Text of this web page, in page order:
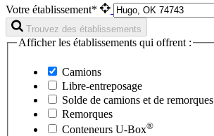
Votre établissement*
Trouvez des établissements
Afficher les établissements qui offrent :
Camions
Libre-entreposage
Solde de camions et de remorques
Remorques
Conteneurs U-Box®